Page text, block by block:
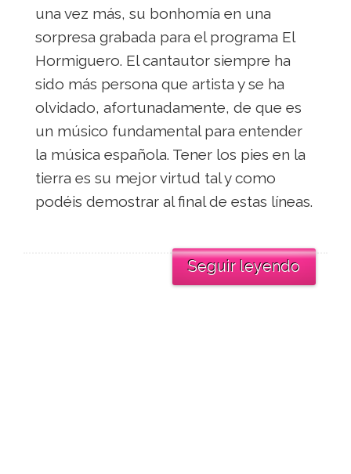
una vez más, su bonhomía en una
sorpresa grabada para el programa El
Hormiguero. El cantautor siempre ha
sido más persona que artista y se ha
olvidado, afortunadamente, de que es
un músico fundamental para entender
la música española. Tener los pies en la
tierra es su mejor virtud tal y como
podéis demostrar al final de estas líneas.
Seguir leyendo